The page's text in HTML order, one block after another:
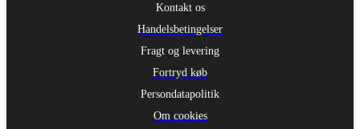
Kontakt os
Handelsbetingelser
Fragt og levering
Fortryd køb
Persondatapolitik
Om cookies